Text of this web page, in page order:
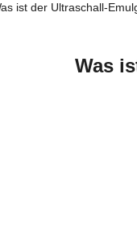
ist der Ultraschall-
Was